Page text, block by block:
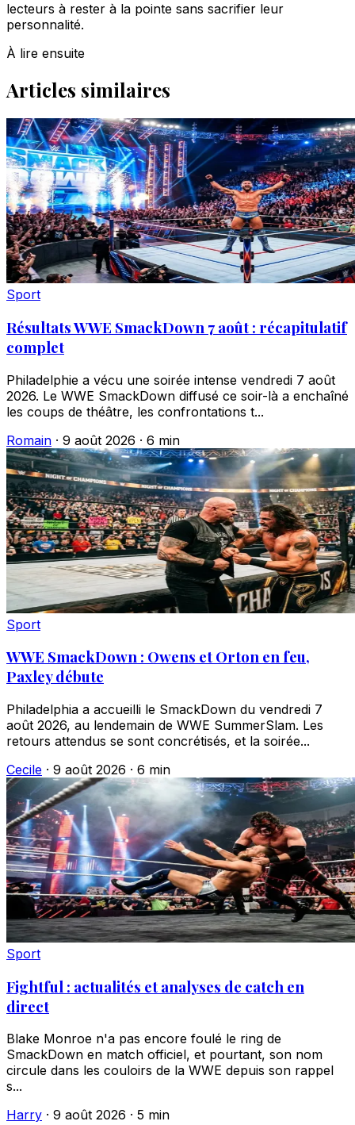
lecteurs à rester à la pointe sans sacrifier leur
personnalité.
À lire ensuite
Articles similaires
Sport
Résultats WWE SmackDown 7 août : récapitulatif
complet
Philadelphie a vécu une soirée intense vendredi 7 août
2026. Le WWE SmackDown diffusé ce soir-là a enchaîné
les coups de théâtre, les confrontations t...
Romain · 9 août 2026 · 6 min
Sport
WWE SmackDown : Owens et Orton en feu,
Paxley débute
Philadelphia a accueilli le SmackDown du vendredi 7
août 2026, au lendemain de WWE SummerSlam. Les
retours attendus se sont concrétisés, et la soirée...
Cecile · 9 août 2026 · 6 min
Sport
Fightful : actualités et analyses de catch en
direct
Blake Monroe n'a pas encore foulé le ring de
SmackDown en match officiel, et pourtant, son nom
circule dans les couloirs de la WWE depuis son rappel
s...
Harry · 9 août 2026 · 5 min